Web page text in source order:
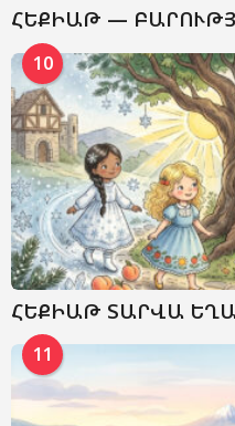
ՀԵՔԻԱԹ —
10
ՀԵՔԻԱԹ ՏԱՐՎԱ
11